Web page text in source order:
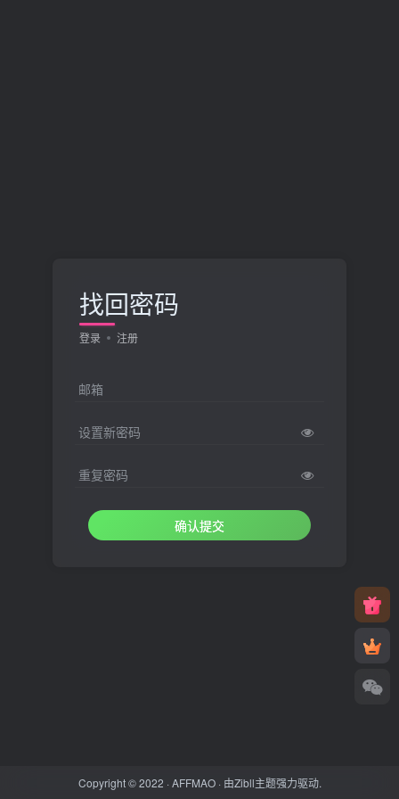
找回密码
登录 注册
邮箱
设置新密码
重复密码
确认提交
Copyright © 2022 ·AFFMAO· 由Zibll主题强力驱动.